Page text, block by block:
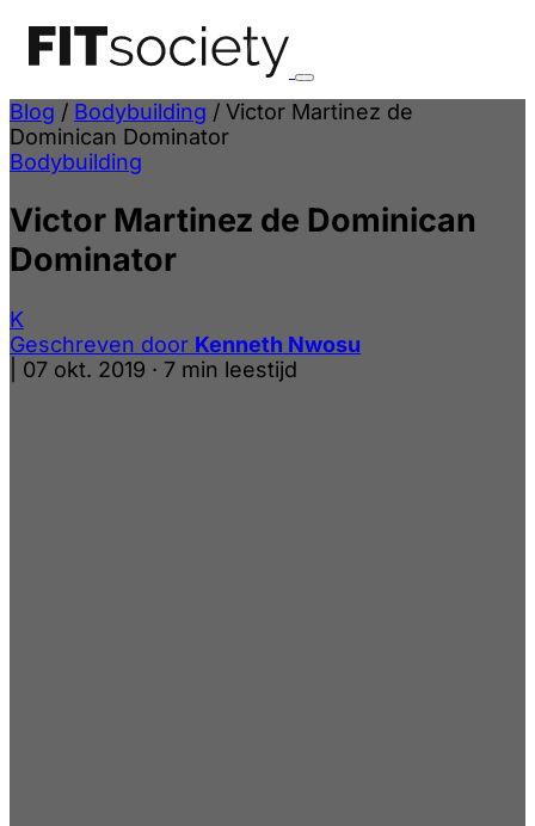
Blog / Bodybuilding / Victor Martinez de
Dominican Dominator
Bodybuilding
Victor Martinez de Dominican
Dominator
K
Geschreven door Kenneth Nwosu
07 okt. 2019 · 7 min leestijd